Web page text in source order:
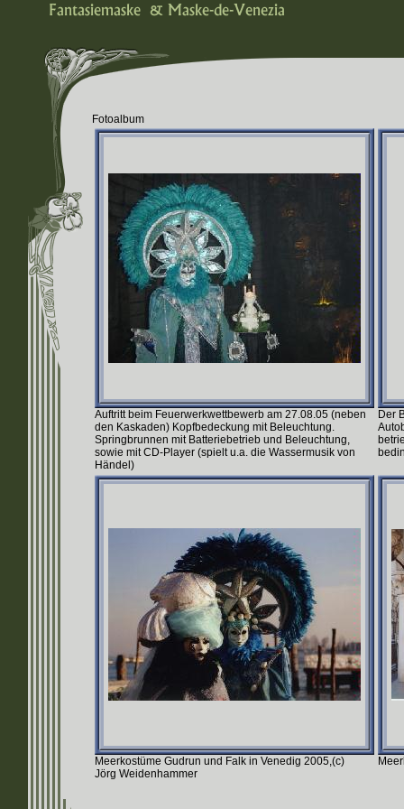
Fotoalbum
Auftritt beim Feuerwerkwettbewerb am 27.08.05 (neben
den Kaskaden) Kopfbedeckung mit Beleuchtung.
Springbrunnen mit Batteriebetrieb und Beleuchtung,
sowie mit CD-Player (spielt u.a. die Wassermusik von
Händel)
Der
Meerkostüme Gudrun und Falk in Venedig 2005,(c)
Jörg Weidenhammer